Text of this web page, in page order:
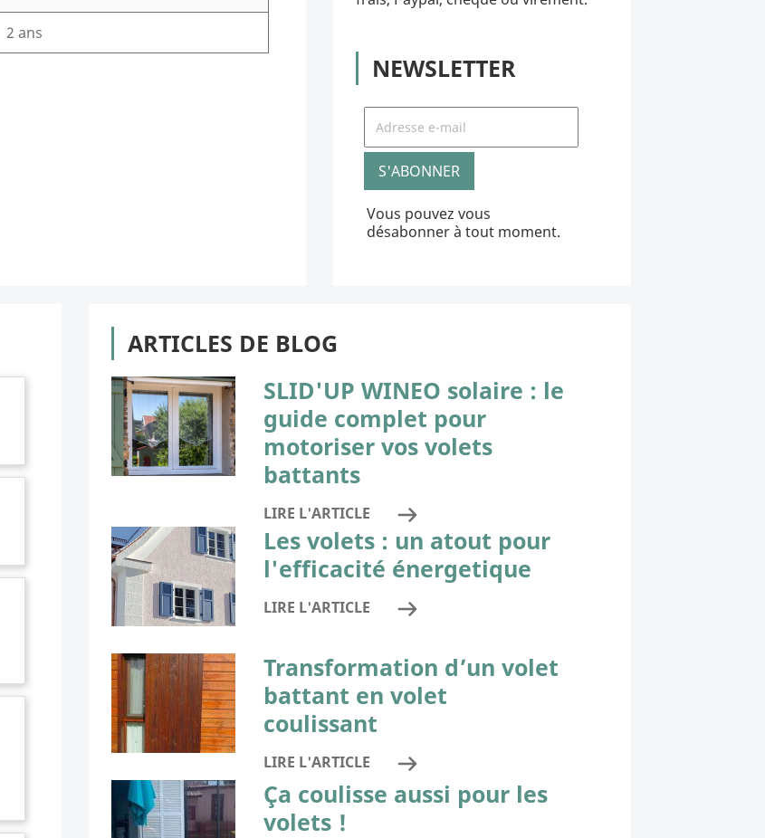
2 ans
NEWSLETTER
Vous pouvez vous
désabonner à tout moment.
ARTICLES DE BLOG
SLID'UP WINEO solaire : le
guide complet pour
motoriser vos volets
battants
LIRE L'ARTICLE
Les volets : un atout pour
l'efficacité énergetique
LIRE L'ARTICLE
Transformation d’un volet
battant en volet
coulissant
LIRE L'ARTICLE
Ça coulisse aussi pour les
volets !